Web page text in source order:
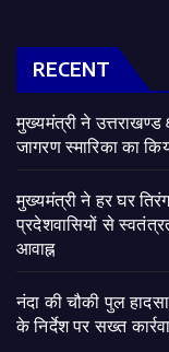
RECENT
मुख्यमंत्री ने उत्तराखण्ड
जागरण स्मारिका का
मुख्यमंत्री ने हर घर
प्रदेशवासियों से
आवाह्न
नंदा की चौकी पुल
के निर्देश पर सख्त